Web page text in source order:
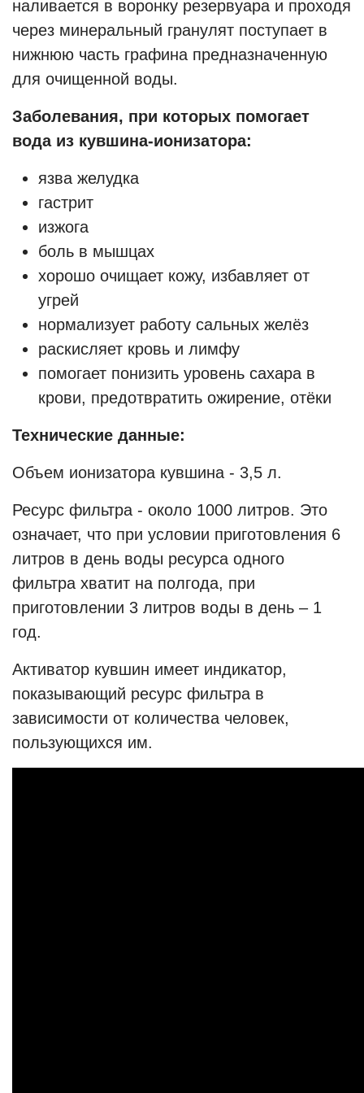
наливается в воронку резервуара и проходя
через минеральный гранулят поступает в
нижнюю часть графина предназначенную
для очищенной воды.
Заболевания, при которых помогает
вода из кувшина-ионизатора:
язва желудка
гастрит
изжога
боль в мышцах
хорошо очищает кожу, избавляет от
угрей
нормализует работу сальных желёз
раскисляет кровь и лимфу
помогает понизить уровень сахара в
крови, предотвратить ожирение, отёки
Технические данные:
Объем ионизатора кувшина - 3,5 л.
Ресурс фильтра - около 1000 литров. Это
означает, что при условии приготовления 6
литров в день воды ресурса одного
фильтра хватит на полгода, при
приготовлении 3 литров воды в день – 1
год.
Активатор кувшин имеет индикатор,
показывающий ресурс фильтра в
зависимости от количества человек,
пользующихся им.